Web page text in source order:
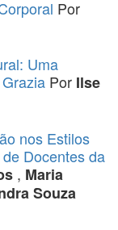
Por
Uma
Por Ilse
nos Estilos
Docentes da
, Maria
Souza